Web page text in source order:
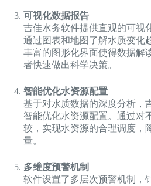
可视化数据报告
吉佳水务软件提供直观的可视
通过图表和地图了解水质变化
丰富的图形化界面使得数据解
者快速做出科学决策。
智能优化水资源配置
基于对水质数据的深度分析，
智能优化水资源配置。通过对
较，实现水资源的合理调度，
量。
多维度预警机制
软件设置了多层次预警机制，